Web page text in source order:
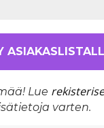
Lue
varten.